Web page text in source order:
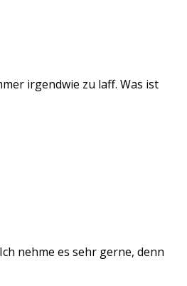
irgendwie zu laff. Was ist
nehme es sehr gerne, denn